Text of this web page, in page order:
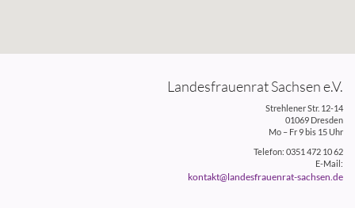
Landesfrauenrat Sachsen e.V.
Strehlener Str. 12-14
01069 Dresden
Mo – Fr 9 bis 15 Uhr
Telefon: 0351 472 10 62
E-Mail:
kontakt@landesfrauenrat-sachsen.de